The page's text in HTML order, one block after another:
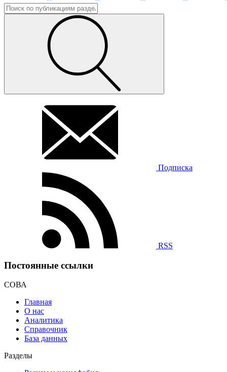
Подписка
RSS
Постоянные ссылки
СОВА
Главная
О нас
Аналитика
Справочник
База данных
Разделы